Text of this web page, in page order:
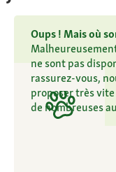
Oups ! Mais où
ne sont pas
rassurez-vous,
proposer très
de nombreuses